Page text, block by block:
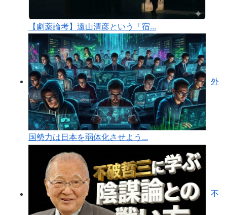
【劇薬論考】遠山清彦という「宿...
外
国勢力は日本を弱体化させよう...
不